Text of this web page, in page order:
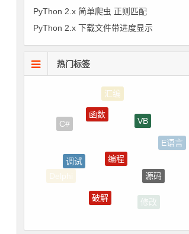
PyThon 2.x 简单爬虫 正则匹配
PyThon 2.x 下载文件带进度显示
热门标签
C#
函数
VB
E语言
Delphi
修改